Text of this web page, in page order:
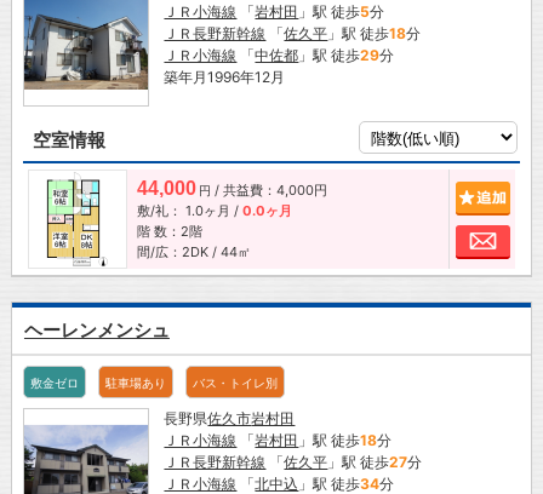
ＪＲ小海線 「岩村田 」駅 徒歩5分
ＪＲ長野新幹線 「佐久平 」駅 徒歩18分
ＪＲ小海線 「中佐都 」駅 徒歩29分
築年月1996年12月
空室情報
44,000 円 / 共益費：4,000円
敷/礼： 1.0ヶ月 / 0.0ヶ月
階 数：2階
間/広：2DK / 44㎡
お
ヘーレンメンシュ
敷金ゼロ 駐車場あり バス・トイレ別
長野県佐久市岩村田
ＪＲ小海線 「岩村田 」駅 徒歩18分
ＪＲ長野新幹線 「佐久平 」駅 徒歩27分
ＪＲ小海線 「北中込 」駅 徒歩34分